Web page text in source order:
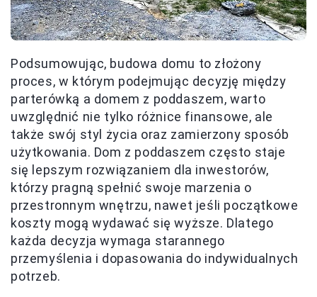
Podsumowując, budowa domu to złożony
proces, w którym podejmując decyzję między
parterówką a domem z poddaszem, warto
uwzględnić nie tylko różnice finansowe, ale
także swój styl życia oraz zamierzony sposób
użytkowania. Dom z poddaszem często staje
się lepszym rozwiązaniem dla inwestorów,
którzy pragną spełnić swoje marzenia o
przestronnym wnętrzu, nawet jeśli początkowe
koszty mogą wydawać się wyższe. Dlatego
każda decyzja wymaga starannego
przemyślenia i dopasowania do indywidualnych
potrzeb.